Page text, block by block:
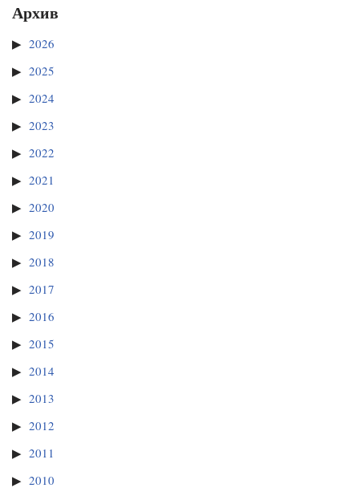
Архив
2026
2025
2024
2023
2022
2021
2020
2019
2018
2017
2016
2015
2014
2013
2012
2011
2010